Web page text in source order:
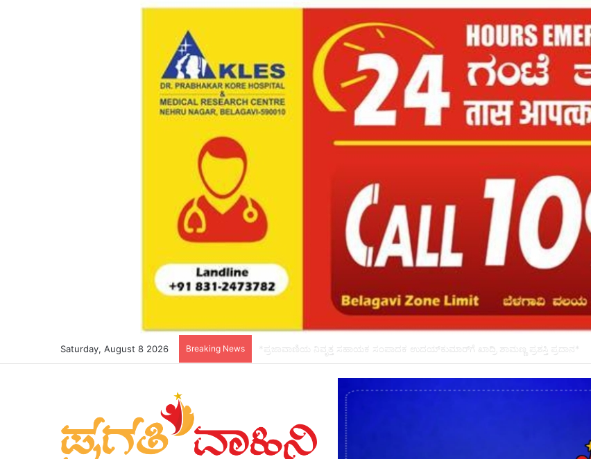
Saturday, August 8 2026 Breaking News *ಜ್ಞಾನಭಾರತಿ ರಸ್ತೆ ಅಪಘಾತದಲ್ಲಿ ವಿದ್ಯಾರ್ಥಿನಿ ಸಾವು: ಕುಟುಂಬಕ್ಕೆ ಸರ್ಕಾರದಿಂದ 10 ಲಕ್ಷ ರೂ. ಪರಿಹಾರ*